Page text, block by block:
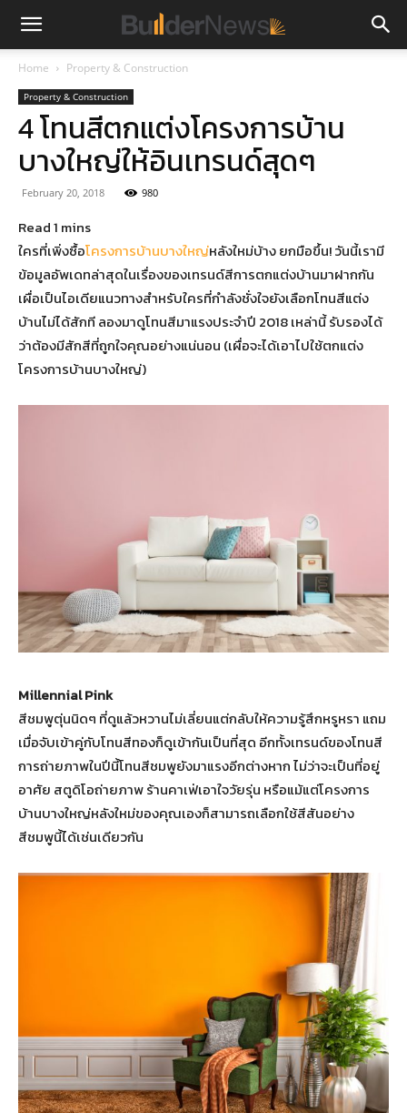
Home Property & Construction
Property & Construction
4 โทนสีตกแต่งโครงการบ้าน
บางใหญ่ให้อินเทรนด์สุดๆ
February 20, 2018 980
ใครที่เพิ่งซื้อโครงการบ้านบางใหญ่หลังใหม่บ้าง ยกมือขึ้น! วันนี้เรามี
ข้อมูลอัพเดทล่าสุดในเรื่องของเทรนด์สีการตกแต่งบ้านมาฝากกัน
เผื่อเป็นไอเดียแนวทางสำหรับใครที่กำลังชั่งใจยังเลือกโทนสีแต่ง
บ้านไม่ได้สักที ลองมาดูโทนสีมาแรงประจำปี 2018 เหล่านี้ รับรองได้
ว่าต้องมีสักสีที่ถูกใจคุณอย่างแน่นอน (เผื่อจะได้เอาไปใช้ตกแต่ง
โครงการบ้านบางใหญ่)
Millennial Pink
สีชมพูตุ่นนิดๆ ที่ดูแล้วหวานไม่เลี่ยนแต่กลับให้ความรู้สึกหรูหรา แถม
เมื่อจับเข้าคู่กับโทนสีทองก็ดูเข้ากันเป็นที่สุด อีกทั้งเทรนด์ของโทนสี
การถ่ายภาพในปีนี้โทนสีชมพูยังมาแรงอีกต่างหาก ไม่ว่าจะเป็นที่อยู่
อาศัย สตูดิโอถ่ายภาพ ร้านคาเฟ่เอาใจวัยรุ่น หรือแม้แต่โครงการ
บ้านบางใหญ่หลังใหม่ของคุณเองก็สามารถเลือกใช้สีสันอย่าง
สีชมพูนี้ได้เช่นเดียวกัน